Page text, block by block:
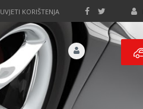
UVJETI KORIŠTENJA